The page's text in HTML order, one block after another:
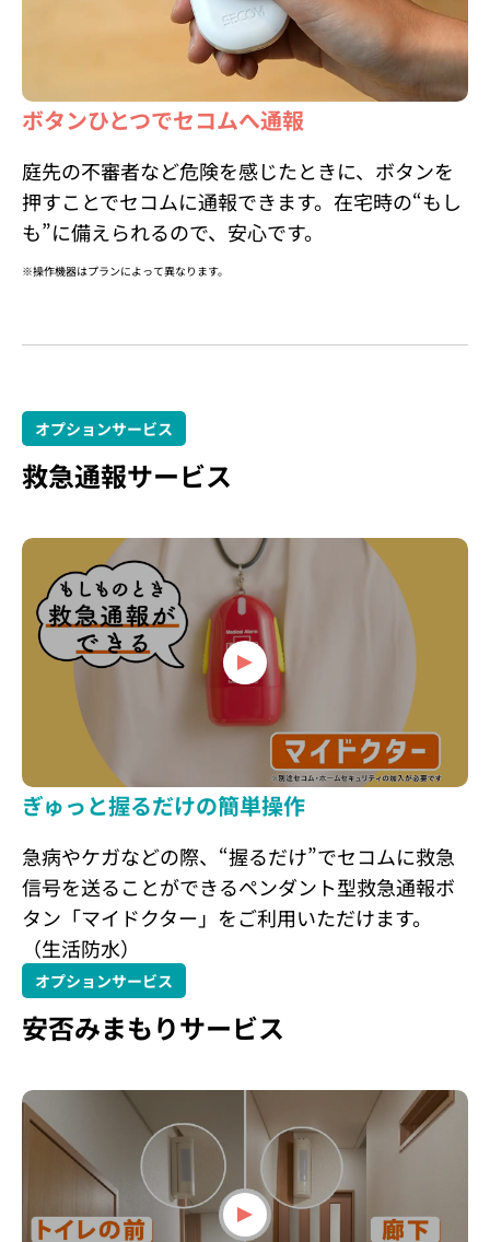
ボタンひとつでセコムへ通報
庭先の不審者など危険を感じたときに、ボタンを
押すことでセコムに通報できます。在宅時の“もし
も”に備えられるので、安心です。
※操作機器はプランによって異なります。
オプションサービス
救急通報サービス
ぎゅっと握るだけの簡単操作
急病やケガなどの際、“握るだけ”でセコムに救急
信号を送ることができるペンダント型救急通報ボ
タン「マイドクター」をご利用いただけます。
（生活防水）
オプションサービス
安否みまもりサービス